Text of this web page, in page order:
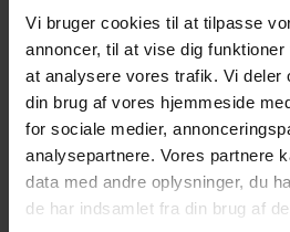
Vi bruger cookies til at tilpasse
annoncer, til at vise dig
at analysere vores trafik. Vi deler
din brug af vores hjemmeside
for sociale medier,
analysepartnere. Vores partnere
data med andre oplysninger, du
de har indsamlet fra din brug af
Betalingsmuligheder
Sikker Og Tryg E-Handel